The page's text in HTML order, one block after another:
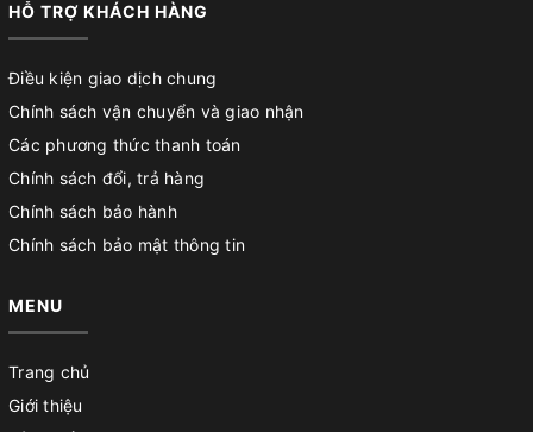
HỖ TRỢ KHÁCH HÀNG
Điều kiện giao dịch chung
Chính sách vận chuyển và giao nhận
Các phương thức thanh toán
Chính sách đổi, trả hàng
Chính sách bảo hành
Chính sách bảo mật thông tin
MENU
Trang chủ
Giới thiệu